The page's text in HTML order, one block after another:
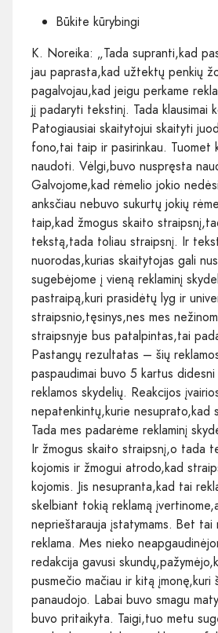
Būkite kūrybingi
K. Noreika: „Tada supranti,kad
jau paprasta,kad užtektų penkių
pagalvojau,kad jeigu perkame
jį padaryti tekstinį. Tada klausimai
Patogiausiai skaitytojui skaityti
fono,tai taip ir pasirinkau. Tuomet
naudoti. Vėlgi,buvo nuspręsta
Galvojome,kad rėmelio jokio
anksčiau nebuvo sukurtų jokių
taip,kad žmogus skaito
tekstą,tada toliau straipsnį. Ir
nuorodas,kurias skaitytojas gali
sugebėjome į vieną reklaminį
pastraipą,kuri prasidėtų lyg ir
straipsnio,tęsinys,nes mes
straipsnyje bus patalpintas,tai
Pastangų rezultatas – šių
paspaudimai buvo 5 kartus
reklamos skydelių. Reakcijos
nepatenkintų,kurie nesuprato,kad
Tada mes padarėme reklaminį
Ir žmogus skaito straipsnį,o tada
kojomis ir žmogui atrodo,kad
kojomis. Jis nesupranta,kad tai
skelbiant tokią reklamą
neprieštarauja įstatymams. Bet tai
reklama. Mes nieko
redakcija gavusi
pusmečio mačiau ir kitą įmonę,kuri
panaudojo. Labai buvo smagu
buvo pritaikyta. Taigi,tuo metu